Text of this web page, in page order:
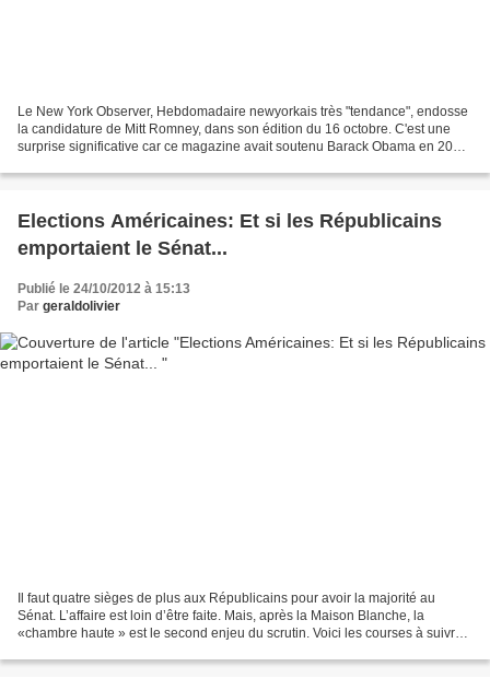
Le New York Observer, Hebdomadaire newyorkais très "tendance", endosse
la candidature de Mitt Romney, dans son édition du 16 octobre. C'est une
surprise significative car ce magazine avait soutenu Barack Obama en 2008
Elections Américaines: Et si les Républicains
emportaient le Sénat...
Publié le 24/10/2012 à 15:13
Par geraldolivier
Il faut quatre sièges de plus aux Républicains pour avoir la majorité au
Sénat. L’affaire est loin d’être faite. Mais, après la Maison Blanche, la
«chambre haute » est le second enjeu du scrutin. Voici les courses à suivre.